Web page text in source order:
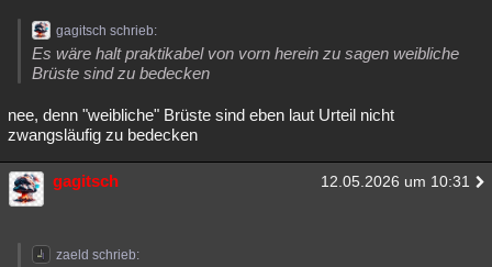
gagitsch schrieb:
Es wäre halt praktikabel von vorn herein zu sagen weibliche
Brüste sind zu bedecken
nee, denn "weibliche" Brüste sind eben laut Urteil nicht
zwangsläufig zu bedecken
gagitsch 12.05.2026 um 10:31
zaeld schrieb: